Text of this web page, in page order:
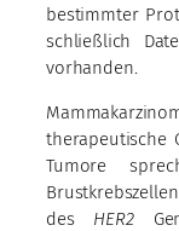
bestimmter
schließlich
vorhanden.
therapeutische
Tumore
des HER2